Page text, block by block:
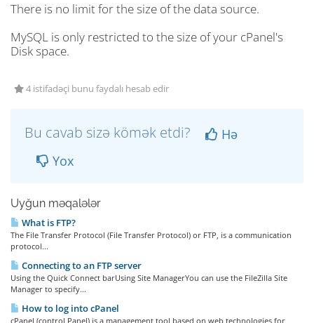
There is no limit for the size of the data source.
MySQL is only restricted to the size of your cPanel's
Disk space.
4 istifadəçi bunu faydalı hesab edir
Bu cavab sizə kömək etdi?
Hə
Yox
Uyğun məqalələr
What is FTP?
The File Transfer Protocol (File Transfer Protocol) or FTP, is a communication
protocol...
Connecting to an FTP server
Using the Quick Connect barUsing Site ManagerYou can use the FileZilla Site
Manager to specify...
How to log into cPanel
cPanel (control Panel) is a management tool based on web technologies for